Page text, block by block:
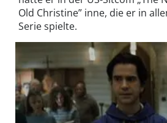
Old Christine” inne, die er in
Serie spielte.